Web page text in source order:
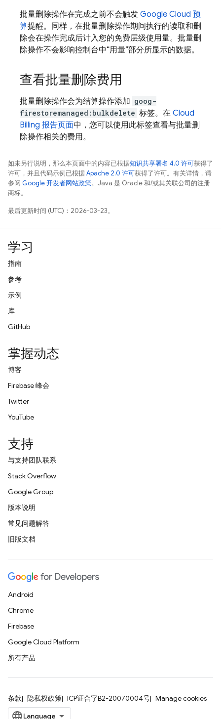
批量删除操作在完成之前不会触发 Google Cloud 预
算提醒。同样，在批量删除操作期间执行的读取和删
除会在操作完成后计入您的免费层级使用量。批量删
除操作不会影响控制台中“用量”部分所显示的数据。
查看批量删除费用
批量删除操作会为结算操作添加 goog-
firestoremanaged:bulkdelete 标签。在 Cloud
Billing 报告页面中，您可以使用此标签查看与批量删
除操作相关的费用。
如未另行说明，那么本页面中的内容已根据知识共享署名 4.0 许可获得了
许可，并且代码示例已根据Apache 2.0 许可获得了许可。有关详情，请
参阅 Google 开发者网站政策。Java 是 Oracle 和/或其关联公司的注册
商标。
最后更新时间 (UTC)：2026-03-23。
学习
指南
参考
示例
库
GitHub
掌握动态
博客
Firebase 峰会
Twitter
YouTube
支持
与支持团队联系
Stack Overflow
Google Group
版本说明
常见问题解答
旧版文档
Android
Chrome
Firebase
Google Cloud Platform
所有产品
条款 隐私权政策 ICP证合字B2-20070004号 Manage cookies